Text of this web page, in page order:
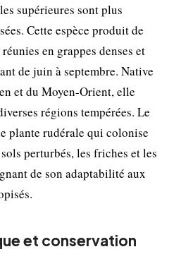
supérieures sont plus
Cette espèce produit de
en grappes denses et
de juin à septembre. Native
et du Moyen-Orient, elle
régions tempérées. Le
plante rudérale qui colonise
perturbés, les friches et les
de son adaptabilité aux
et conservation